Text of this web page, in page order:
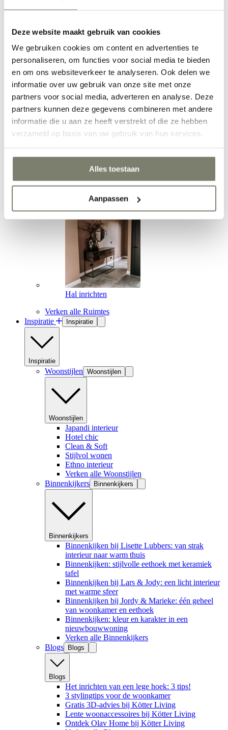
Deze website maakt gebruik van cookies
We gebruiken cookies om content en advertenties te
personaliseren, om functies voor social media te bieden
en om ons websiteverkeer te analyseren. Ook delen we
informatie over uw gebruik van onze site met onze
partners voor social media, adverteren en analyse. Deze
partners kunnen deze gegevens combineren met andere
informatie die u aan ze heeft verstrekt of die ze hebben
verzameld op basis van uw gebruik van hun services.
Alles toestaan
Aanpassen
Eetkamer inrichten
Werkkamer inrichten
Hal inrichten
Verken alle Ruimtes
Inspiratie
Inspiratie
Inspiratie
Woonstijlen Woonstijlen
Woonstijlen
Japandi interieur
Hotel chic
Clean & Soft
Stijlvol wonen
Ethno interieur
Verken alle Woonstijlen
Binnenkijkers
Binnenkijkers
Binnenkijkers
Binnenkijken bij Lisette Lubbers: van strak
interieur naar warm thuis
Binnenkijken: stijlvolle eethoek met keramiek
tafel
Binnenkijken bij Lars & Jody: een licht interieur
met warme sfeer
Binnenkijken bij Jordy & Marieke: één geheel
van woonkamer en eethoek
Binnenkijken: kleur en karakter in een
nieuwbouwwoning
Verken alle Binnenkijkers
Blogs
Blogs
Blogs
Het inrichten van een lege hoek: 3 tips!
3 stylingtips voor de woonkamer
Gratis 3D-advies bij Kötter Living
Lente woonaccessoires bij Kötter Living
Ontdek Olav Home bij Kötter Living